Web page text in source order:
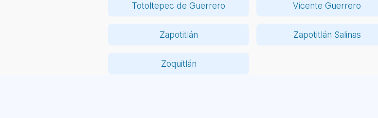
Totoltepec de Guerrero Vicente Guerrero
Zapotitlán Zapotitlán Salinas
Zoquitlán